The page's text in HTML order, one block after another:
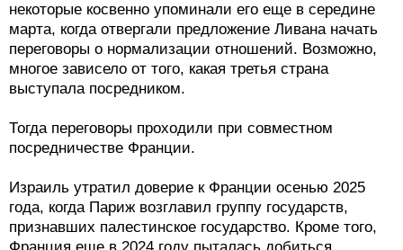
некоторые косвенно упоминали его еще в середине
марта, когда отвергали предложение Ливана начать
переговоры о нормализации отношений. Возможно,
многое зависело от того, какая третья страна
выступала посредником.
Тогда переговоры проходили при совместном
посредничестве Франции.
Израиль утратил доверие к Франции осенью 2025
года, когда Париж возглавил группу государств,
признавших палестинское государство. Кроме того,